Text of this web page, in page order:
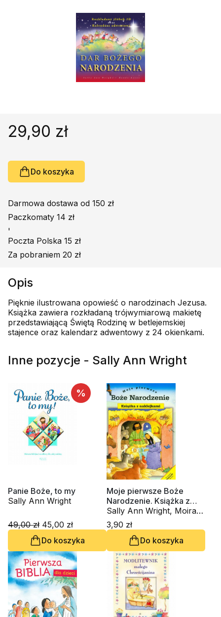
Książki obcojęzyczne
Poradniki, leksykony...
Promocja
29,90 zł
Do koszyka
Darmowa dostawa od 150 zł
Paczkomaty 14 zł
'
Poczta Polska 15 zł
Za pobraniem 20 zł
Opis
Pięknie ilustrowana opowieść o narodzinach Jezusa.
Książka zawiera rozkładaną trójwymiarową makietę
przedstawiającą Świętą Rodzinę w betlejemskiej
stajence oraz kalendarz adwentowy z 24 okienkami.
Inne pozycje - Sally Ann Wright
%
Panie Boże, to my
Sally Ann Wright
49,00 zł 45,00 zł
Do koszyka
Moje pierwsze Boże
Narodzenie. Książka z
naklejkami
Sally Ann Wright, Moira
Maclean
3,90 zł
Do koszyka